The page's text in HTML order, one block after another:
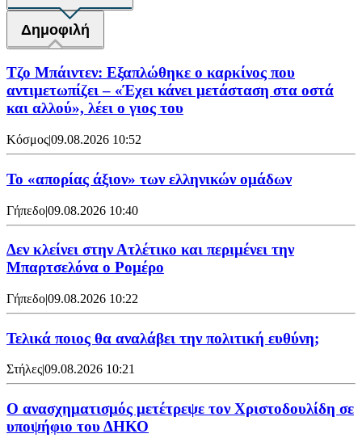
Δημοφιλή
Τζο Μπάιντεν: Εξαπλώθηκε ο καρκίνος που
αντιμετωπίζει – «Έχει κάνει μετάσταση στα οστά
και αλλού», λέει ο γιος του
Κόσμος|09.08.2026 10:52
Το «απορίας άξιον» των ελληνικών ομάδων
Γήπεδο|09.08.2026 10:40
Δεν κλείνει στην Ατλέτικο και περιμένει την
Μπαρτσελόνα ο Ρομέρο
Γήπεδο|09.08.2026 10:22
Τελικά ποιος θα αναλάβει την πολιτική ευθύνη;
Στήλες|09.08.2026 10:21
Ο ανασχηματισμός μετέτρεψε τον Χριστοδουλίδη σε
υποψήφιο του ΔΗΚΟ